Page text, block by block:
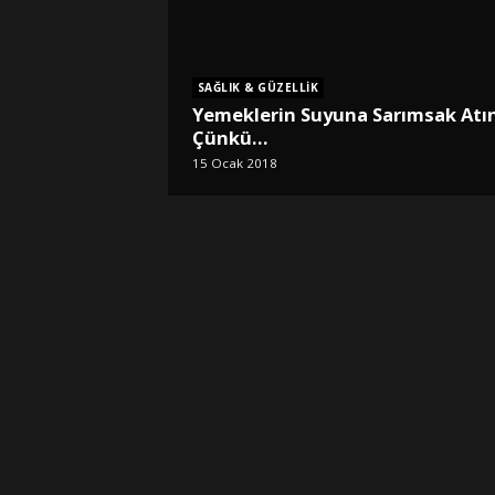
SAĞLIK & GÜZELLIK
Yemeklerin Suyuna Sarımsak
Çünkü…
15 Ocak 2018